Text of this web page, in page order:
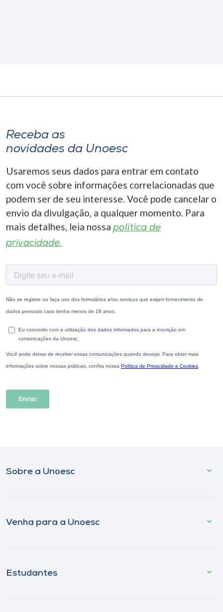
Receba as
novidades da Unoesc
Usaremos seus dados para entrar em contato
com você sobre informações correlacionadas que
podem ser de seu interesse. Você pode cancelar o
envio da divulgação, a qualquer momento. Para
mais detalhes, leia nossa política de
privacidade.
Sobre a Unoesc
Venha para a Unoesc
Estudantes